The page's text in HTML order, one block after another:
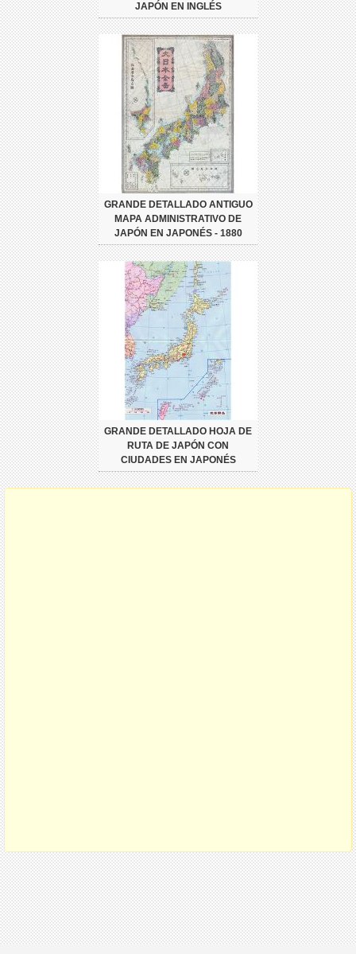
JAPÓN EN INGLÉS
GRANDE DETALLADO ANTIGUO
MAPA ADMINISTRATIVO DE
JAPÓN EN JAPONÉS - 1880
GRANDE DETALLADO HOJA DE
RUTA DE JAPÓN CON
CIUDADES EN JAPONÉS